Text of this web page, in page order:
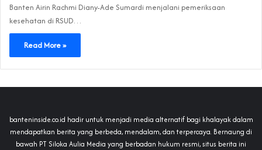
Banten Airin Rachmi Diany-Ade Sumardi menjalani pemeriksaan
kesehatan di RSUD…
Read More »
banteninside.co.id hadir untuk menjadi media alternatif bagi khalayak dalam
mendapatkan berita yang berbeda, mendalam, dan terpercaya. Bernaung di
bawah PT Siloka Aulia Media yang berbadan hukum resmi, situs berita ini